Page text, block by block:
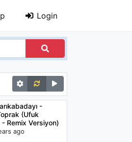
Login
-
(Ufuk
- Remix Versiyon)
ago